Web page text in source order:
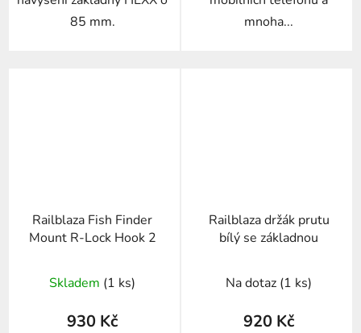
85 mm.
mnoha...
Railblaza Fish Finder
Mount R-Lock Hook 2
Skladem (1 ks)
930 Kč
Railblaza držák prutu
bílý se základnou
Na dotaz (1 ks)
920 Kč